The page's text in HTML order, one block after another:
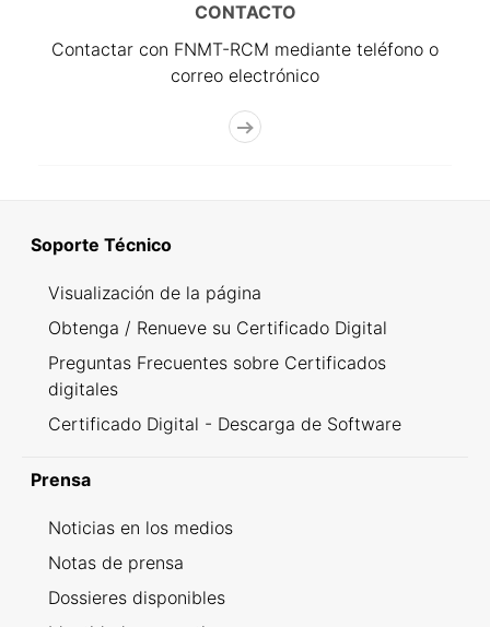
CONTACTO
Contactar con FNMT-RCM mediante teléfono o
correo electrónico
Soporte Técnico
Visualización de la página
Obtenga / Renueve su Certificado Digital
Preguntas Frecuentes sobre Certificados
digitales
Certificado Digital - Descarga de Software
Prensa
Noticias en los medios
Notas de prensa
Dossieres disponibles